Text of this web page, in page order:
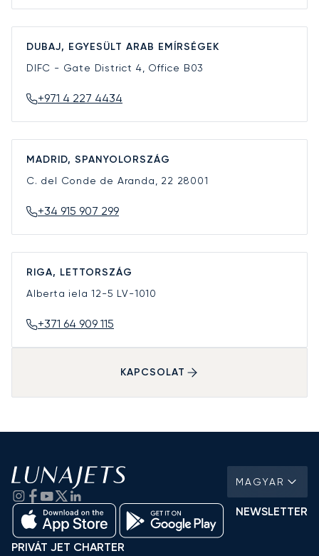
DUBAJ, EGYESÜLT ARAB EMÍRSÉGEK
DIFC - Gate District 4, Office B03
+971 4 227 4434
MADRID, SPANYOLORSZÁG
C. del Conde de Aranda, 22 28001
+34 915 907 299
RIGA, LETTORSZÁG
Alberta iela 12-5 LV-1010
+371 64 909 115
KAPCSOLAT
MAGYAR
NEWSLETTER
PRIVÁT JET CHARTER